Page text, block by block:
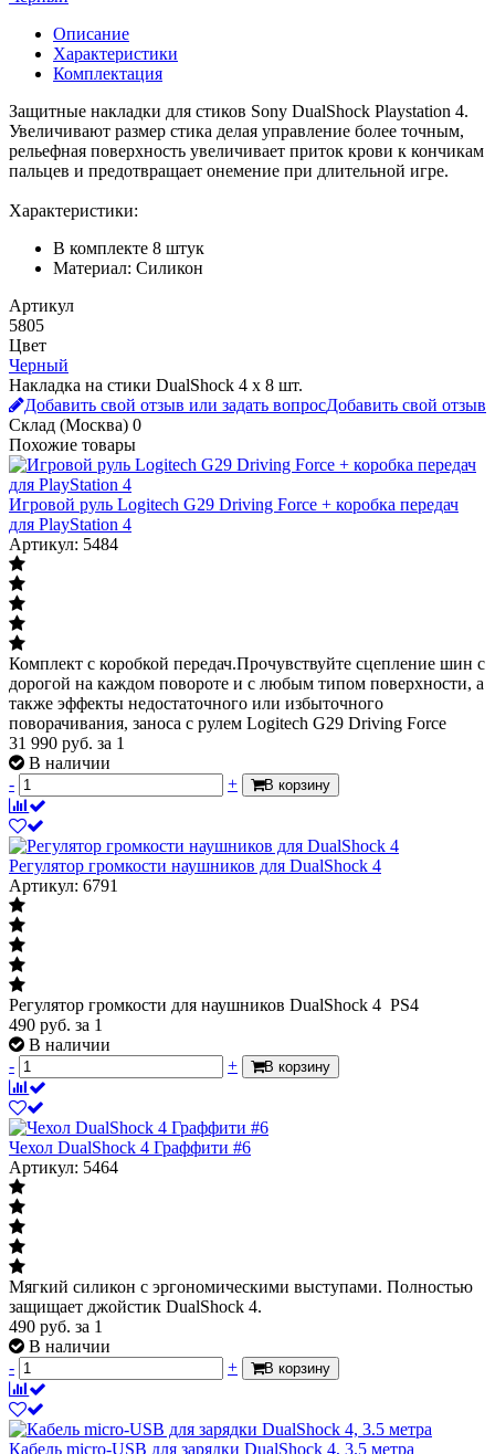
Описание
Характеристики
Комплектация
Защитные накладки для стиков Sony DualShock Playstation 4.
Увеличивают размер стика делая управление более точным,
рельефная поверхность увеличивает приток крови к кончикам
пальцев и предотвращает онемение при длительной игре.
Характеристики:
В комплекте 8 штук
Материал: Силикон
Артикул
5805
Цвет
Черный
Накладка на стики DualShock 4 х 8 шт.
Добавить свой отзыв или задать вопросДобавить свой отзыв
Склад (Москва) 0
Похожие товары
Игровой руль Logitech G29 Driving Force + коробка передач
для PlayStation 4
Артикул: 5484
Комплект с коробкой передач.Прочувствуйте сцепление шин с
дорогой на каждом повороте и с любым типом поверхности, а
также эффекты недостаточного или избыточного
поворачивания, заноса с рулем Logitech G29 Driving Force
31 990 руб. за 1
В наличии
-
+ В корзину
Регулятор громкости наушников для DualShock 4
Артикул: 6791
Регулятор громкости для наушников DualShock 4 PS4
490 руб. за 1
В наличии
-
+ В корзину
Чехол DualShock 4 Граффити #6
Артикул: 5464
Мягкий силикон с эргономическими выступами. Полностью
защищает джойстик DualShock 4.
490 руб. за 1
В наличии
-
+ В корзину
Кабель micro-USB для зарядки DualShock 4, 3.5 метра